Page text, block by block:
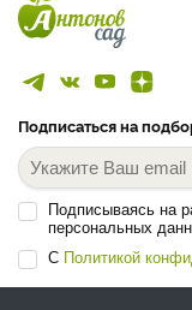
Подписаться на
Подписываясь на
персональных
С Политикой